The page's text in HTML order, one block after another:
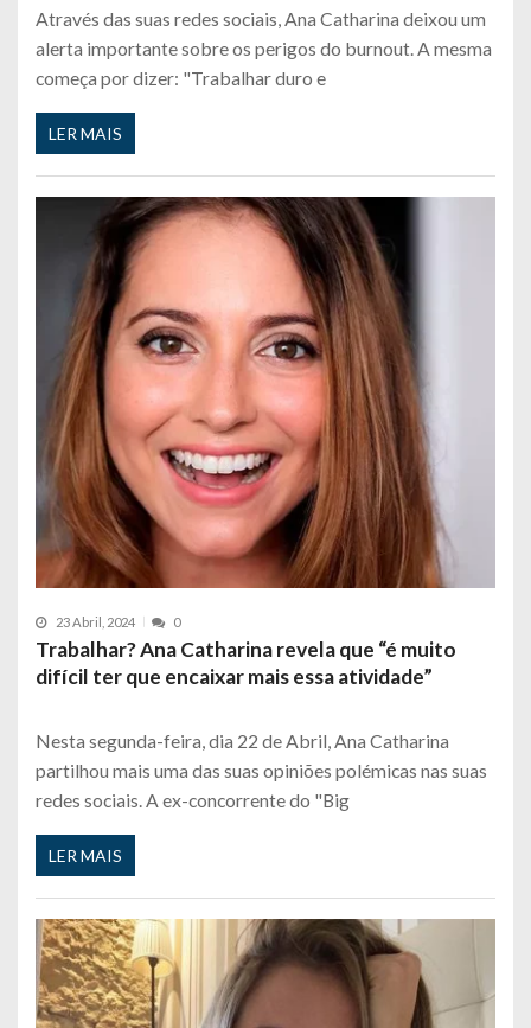
Através das suas redes sociais, Ana Catharina deixou um
alerta importante sobre os perigos do burnout. A mesma
começa por dizer: "Trabalhar duro e
LER MAIS
23 Abril, 2024 0
Trabalhar? Ana Catharina revela que “é muito
difícil ter que encaixar mais essa atividade”
Nesta segunda-feira, dia 22 de Abril, Ana Catharina
partilhou mais uma das suas opiniões polémicas nas suas
redes sociais. A ex-concorrente do "Big
LER MAIS